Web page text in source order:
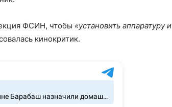
ФСИН, чтобы «установить аппаратуру и
кинокритик.